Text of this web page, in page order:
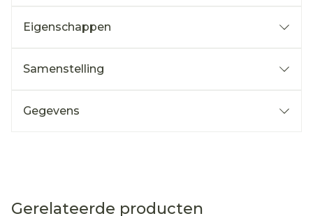
Eigenschappen
Samenstelling
Gegevens
Gerelateerde producten